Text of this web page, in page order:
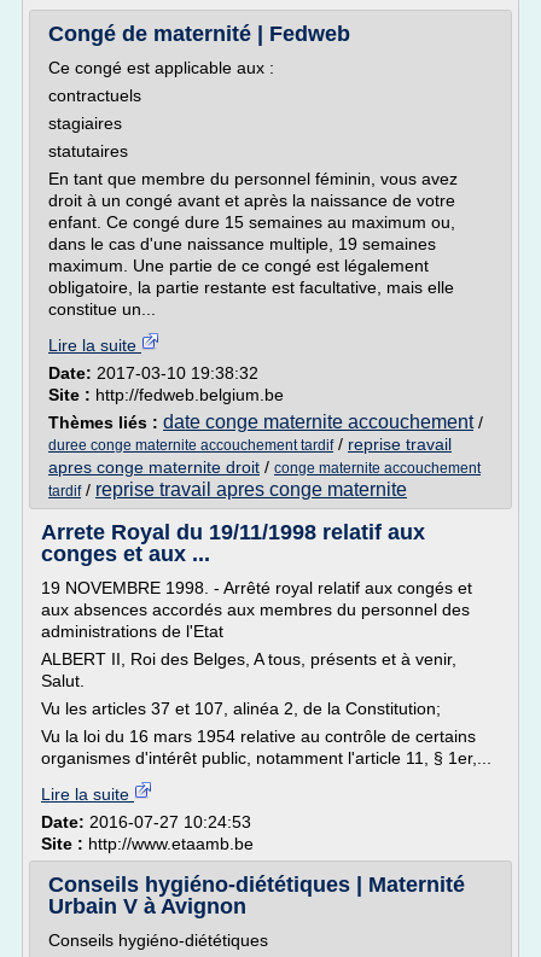
Congé de maternité | Fedweb
Ce congé est applicable aux :
contractuels
stagiaires
statutaires
En tant que membre du personnel féminin, vous avez
droit à un congé avant et après la naissance de votre
enfant. Ce congé dure 15 semaines au maximum ou,
dans le cas d'une naissance multiple, 19 semaines
maximum. Une partie de ce congé est légalement
obligatoire, la partie restante est facultative, mais elle
constitue un...
Lire la suite
Date: 2017-03-10 19:38:32
Site : http://fedweb.belgium.be
Thèmes liés : date conge maternite accouchement/
duree conge maternite accouchement tardif/ reprise travail
apres conge maternite droit / conge maternite accouchement
tardif/ reprise travail apres conge maternite
Arrete Royal du 19/11/1998 relatif aux
conges et aux ...
19 NOVEMBRE 1998. - Arrêté royal relatif aux congés et
aux absences accordés aux membres du personnel des
administrations de l'Etat
ALBERT II, Roi des Belges, A tous, présents et à venir,
Salut.
Vu les articles 37 et 107, alinéa 2, de la Constitution;
Vu la loi du 16 mars 1954 relative au contrôle de certains
organismes d'intérêt public, notamment l'article 11, § 1er,...
Lire la suite
Date: 2016-07-27 10:24:53
Site : http://www.etaamb.be
Conseils hygiéno-diététiques | Maternité
Urbain V à Avignon
Conseils hygiéno-diététiques